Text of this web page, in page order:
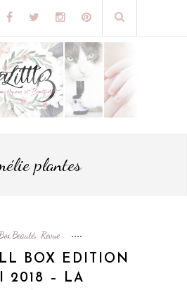
plantes
Box Beauté, Revue
BOX EDITION
2018 – LA